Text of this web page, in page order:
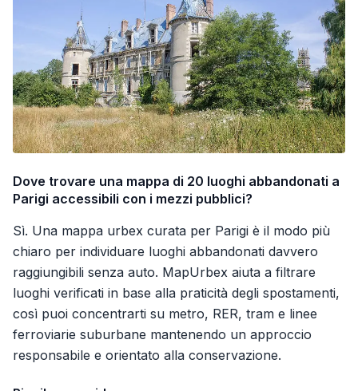
Dove trovare una mappa di 20 luoghi abbandonati a
Parigi accessibili con i mezzi pubblici?
Sì. Una mappa urbex curata per Parigi è il modo più
chiaro per individuare luoghi abbandonati davvero
raggiungibili senza auto. MapUrbex aiuta a filtrare
luoghi verificati in base alla praticità degli spostamenti,
così puoi concentrarti su metro, RER, tram e linee
ferroviarie suburbane mantenendo un approccio
responsabile e orientato alla conservazione.